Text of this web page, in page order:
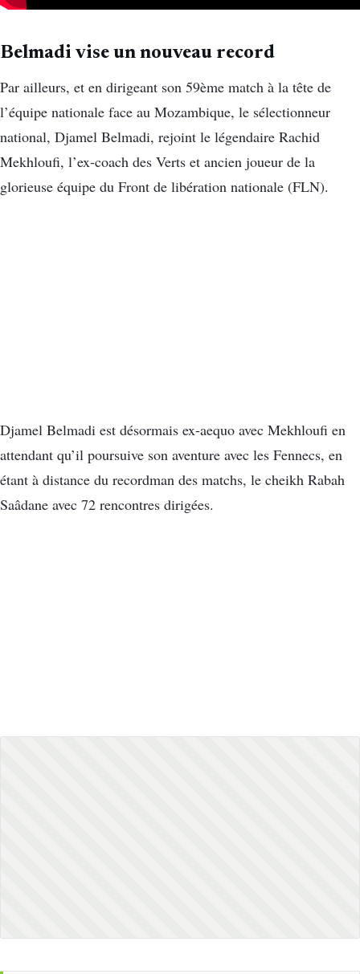
Belmadi vise un nouveau record
Par ailleurs, et en dirigeant son 59ème match à la tête de
l’équipe nationale face au Mozambique, le sélectionneur
national, Djamel Belmadi, rejoint le légendaire Rachid
Mekhloufi, l’ex-coach des Verts et ancien joueur de la
glorieuse équipe du Front de libération nationale (FLN).
Djamel Belmadi est désormais ex-aequo avec Mekhloufi en
attendant qu’il poursuive son aventure avec les Fennecs, en
étant à distance du recordman des matchs, le cheikh Rabah
Saâdane avec 72 rencontres dirigées.